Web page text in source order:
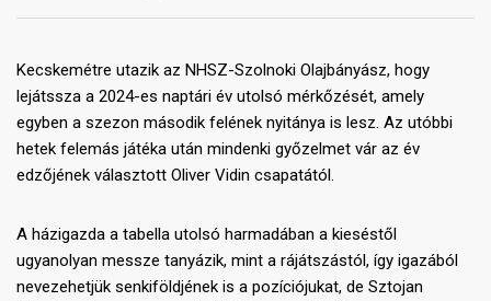
Kecskemétre utazik az NHSZ-Szolnoki Olajbányász, hogy
lejátssza a 2024-es naptári év utolsó mérkőzését, amely
egyben a szezon második felének nyitánya is lesz. Az utóbbi
hetek felemás játéka után mindenki győzelmet vár az év
edzőjének választott Oliver Vidin csapatától.
A házigazda a tabella utolsó harmadában a kieséstől
ugyanolyan messze tanyázik, mint a rájátszástól, így igazából
nevezehetjük senkiföldjének is a pozíciójukat, de Sztojan